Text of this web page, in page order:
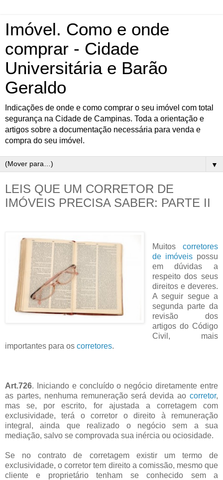
Imóvel. Como e onde
comprar - Cidade
Universitária e Barão
Geraldo
Indicações de onde e como comprar o seu imóvel com total
segurança na Cidade de Campinas. Toda a orientação e
artigos sobre a documentação necessária para venda e
compra do seu imóvel.
▼
LEIS QUE UM CORRETOR DE
IMÓVEIS PRECISA SABER: PARTE II
Muitos corretores
de imóveispossu
em dúvidas a
respeito dos seus
direitos e deveres.
A seguir segue a
segunda parte da
revisão dos
artigos do Código
Civil, mais
importantes para os corretores.
Art.726. Iniciando e concluído o negócio diretamente entre
as partes, nenhuma remuneração será devida ao corretor,
mas se, por escrito, for ajustada a corretagem com
exclusividade, terá o corretor o direito à remuneração
integral, ainda que realizado o negócio sem a sua
mediação, salvo se comprovada sua inércia ou ociosidade.
Se no contrato de corretagem existir um termo de
exclusividade, o corretor tem direito a comissão, mesmo que
cliente e proprietário tenham se conhecido sem a